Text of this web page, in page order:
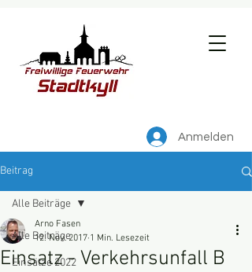
Anmelden
Beitrag
Alle Beiträge
Einsätze 2022
Alle Beiträge
Einsatz - Verkehrsunfall B
Arno Fasen
12. Nov. 2017 1 Min. Lesezeit